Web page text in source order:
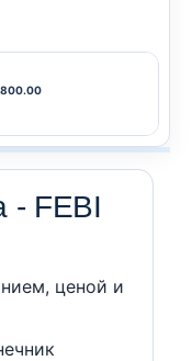
800.00
- FEBI
ценой и